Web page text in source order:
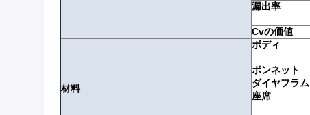
漏出率
Cvの価値
材料
ボディ
ボンネット
ダイヤフラム
座席